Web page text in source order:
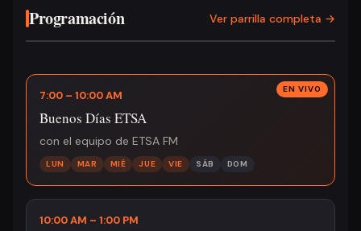
Programación Ver parrilla completa →
7:00 – 10:00 AM
Buenos Días ETSA
con el equipo de ETSA FM
LUN MAR MIÉ JUE VIE SÁB DOM
10:00 AM – 1:00 PM